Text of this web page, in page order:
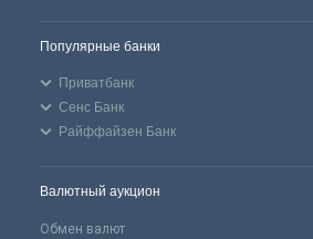
Популярные банки
Приватбанк
Сенс Банк
Райффайзен Банк
Валютный аукцион
Обмен валют